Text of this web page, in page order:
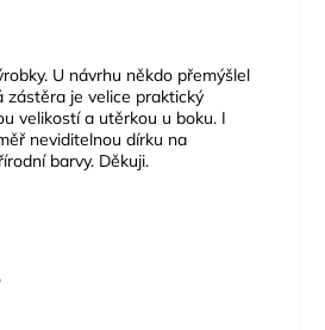
U návrhu někdo přemýšlel
zástěra je velice praktický
velikostí a utěrkou u boku. I
neviditelnou dírku na
barvy. Děkuji.